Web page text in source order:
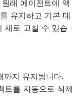
래 에이전트에 액
유지하고 기본 데
새로 고칠 수 있습
까지 유지됩니다.
를 자동으로 삭제